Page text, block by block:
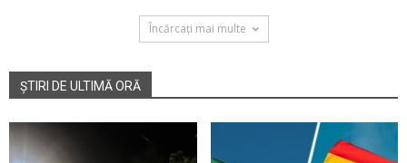
Încărcați mai multe
ȘTIRI DE ULTIMĂ ORĂ